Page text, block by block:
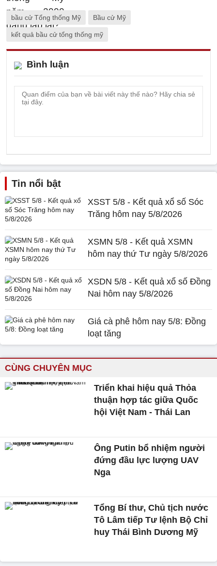
bầu cử Tổng thống Mỹ Bầu cử Mỹ
kết quả bầu cử tổng thống mỹ
Bình luận
Tin nổi bật
XSST 5/8 - Kết quả xổ số Sóc
Trăng hôm nay 5/8/2026
XSMN 5/8 - Kết quả XSMN
hôm nay thứ Tư ngày 5/8/2026
XSDN 5/8 - Kết quả xổ số Đồng
Nai hôm nay 5/8/2026
Giá cà phê hôm nay 5/8: Đồng
loạt tăng
CÙNG CHUYÊN MỤC
Triển khai hiệu quả Thỏa
thuận hợp tác giữa Quốc
hội Việt Nam - Thái Lan
Ông Putin bổ nhiệm người
đứng đầu lực lượng UAV
Nga
Tổng Bí thư, Chủ tịch nước
Tô Lâm tiếp Tư lệnh Bộ Chỉ
huy Thái Bình Dương Mỹ